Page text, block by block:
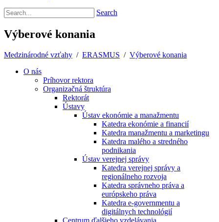
Search
Výberové konania
Medzinárodné vzťahy / ERASMUS / Výberové konania
O nás
Príhovor rektora
Organizačná štruktúra
Rektorát
Ústavy
Ústav ekonómie a manažmentu
Katedra ekonómie a financií
Katedra manažmentu a marketingu
Katedra malého a stredného
podnikania
Ústav verejnej správy
Katedra verejnej správy a
regionálneho rozvoja
Katedra správneho práva a
európskeho práva
Katedra e-governmentu a
digitálnych technológií
Centrum ďalšieho vzdelávania